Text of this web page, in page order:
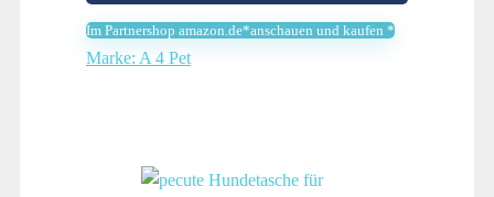
Lagerung
Im Partnershop amazon.de*anschauen und kaufen *
Marke: A 4 Pet